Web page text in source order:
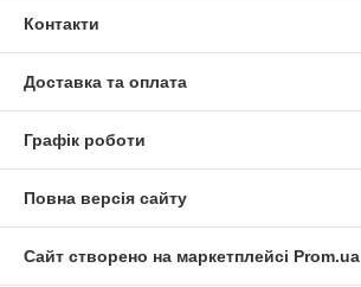
Контакти
Доставка та оплата
Графік роботи
Повна версія сайту
Сайт створено на маркетплейсі Prom.ua